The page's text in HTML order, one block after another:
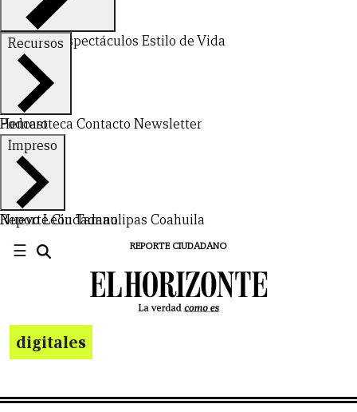
DeportesEspectáculos Estilo de Vida
Recursos
Hemeroteca Contacto Newsletter
Podcast
Impreso
Nuevo LeónTamaulipas Coahuila
Reporte Ciudadano
☰ REPORTE CIUDADANO
digitales